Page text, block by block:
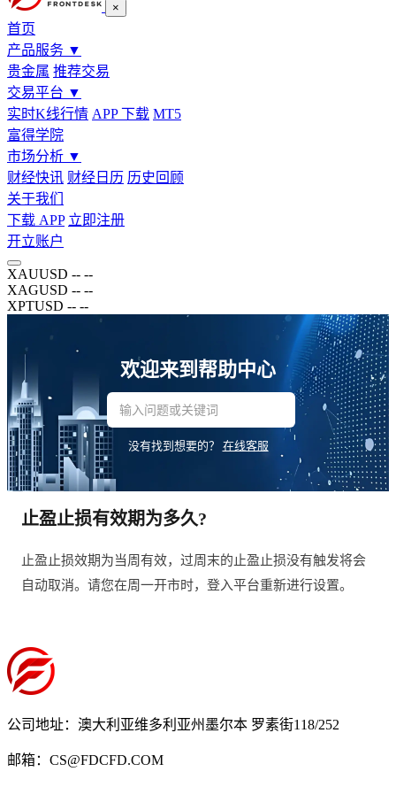
×
首页
产品服务 ▼
贵金属 推荐交易
交易平台 ▼
实时K线行情 APP 下载 MT5
富得学院
市场分析 ▼
财经快讯 财经日历 历史回顾
关于我们
下载 APP 立即注册
开立账户
XAUUSD -- --
XAGUSD -- --
XPTUSD -- --
欢迎来到帮助中心
没有找到想要的？ 在线客服
止盈止损有效期为多久?
止盈止损效期为当周有效，过周末的止盈止损没有触发将会
自动取消。请您在周一开市时，登入平台重新进行设置。
公司地址：澳大利亚维多利亚州墨尔本 罗素街118/252
邮箱：CS@FDCFD.COM